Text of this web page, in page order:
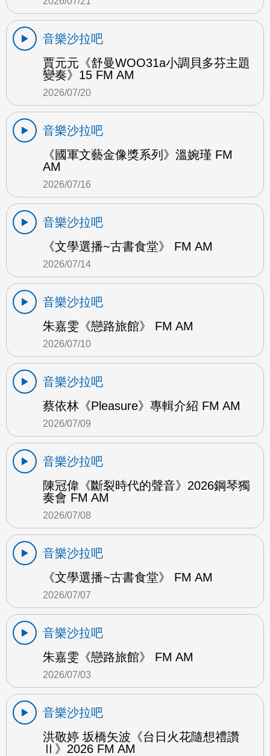
音樂沙拉吧
賈元元《舒曼WOO31a小調貝多芬主題
變奏》15 FM AM
2026/07/20
音樂沙拉吧
《國軍文藝金像獎系列》溫婉瑾 FM
AM
2026/07/16
音樂沙拉吧
《文學選播~古書食堂》 FM AM
2026/07/14
音樂沙拉吧
朱嘉雯《戀路旅館》 FM AM
2026/07/10
音樂沙拉吧
蔡依林《Pleasure》專輯介紹 FM AM
2026/07/09
音樂沙拉吧
陳冠偉《斷裂時代的聲音》2026鋼琴獨
奏會 FM AM
2026/07/08
音樂沙拉吧
《文學選播~古書食堂》 FM AM
2026/07/07
音樂沙拉吧
朱嘉雯《戀路旅館》 FM AM
2026/07/03
音樂沙拉吧
洪敬婷 坂橋矢波《台日火花隨想禮讚
Ⅱ》2026 FM AM